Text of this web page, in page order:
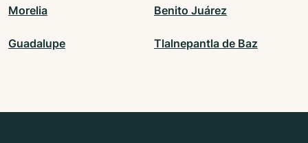
Morelia Benito Juárez
Guadalupe Tlalnepantla de Baz